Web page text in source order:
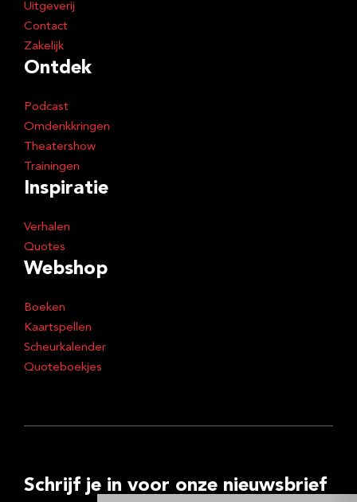
Uitgeverij
Contact
Zakelijk
Ontdek
Podcast
Omdenkkringen
Theatershow
Trainingen
Inspiratie
Verhalen
Quotes
Webshop
Boeken
Kaartspellen
Scheurkalender
Quoteboekjes
Schrijf je in voor onze nieuwsbrief